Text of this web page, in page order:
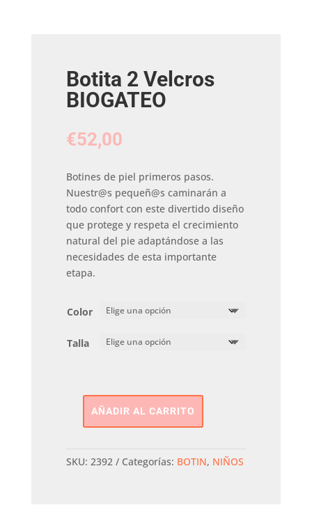
Botita 2 Velcros
BIOGATEO
€52,00
Botines de piel primeros pasos.
Nuestr@s pequeñ@s caminarán a
todo confort con este divertido diseño
que protege y respeta el crecimiento
natural del pie adaptándose a las
necesidades de esta importante
etapa.
Color
Talla
Botita
BIOGATEO
AÑADIR AL CARRITO
SKU: 2392 Categorías: BOTIN, NIÑOS